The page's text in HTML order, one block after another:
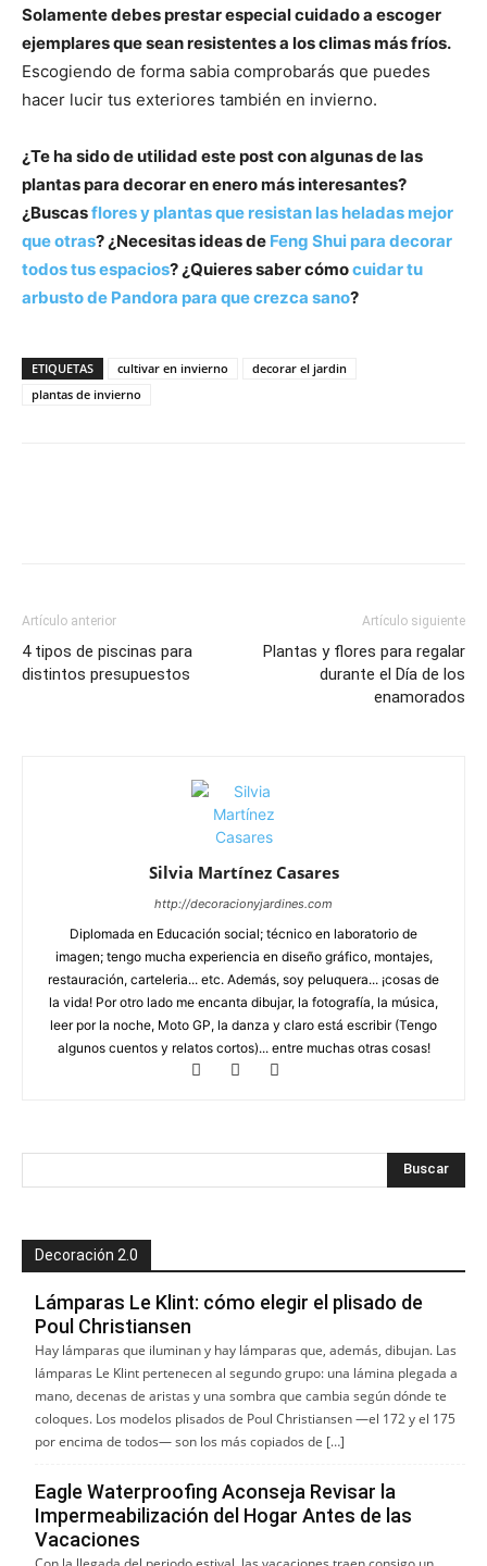
Solamente debes prestar especial cuidado a escoger
ejemplares que sean resistentes a los climas más fríos.
Escogiendo de forma sabia comprobarás que puedes
hacer lucir tus exteriores también en invierno.
¿Te ha sido de utilidad este post con algunas de las
plantas para decorar en enero más interesantes?
¿Buscasflores y plantas que resistan las heladas mejor
que otras? ¿Necesitas ideas de Feng Shui para decorar
todos tus espacios? ¿Quieres saber cómocuidar tu
arbusto de Pandora para que crezca sano?
ETIQUETAS cultivar en invierno
decorar el jardin
plantas de invierno
Artículo anterior
4 tipos de piscinas para
distintos presupuestos
Artículo siguiente
Plantas y flores para regalar
durante el Día de los
enamorados
Silvia Martínez Casares
http://decoracionyjardines.com
Diplomada en Educación social; técnico en laboratorio de
imagen; tengo mucha experiencia en diseño gráfico, montajes,
restauración, carteleria... etc. Además, soy peluquera... ¡cosas de
la vida! Por otro lado me encanta dibujar, la fotografía, la música,
leer por la noche, Moto GP, la danza y claro está escribir (Tengo
algunos cuentos y relatos cortos)... entre muchas otras cosas!
Decoración 2.0
Lámparas Le Klint: cómo elegir el plisado de
Poul Christiansen
Hay lámparas que iluminan y hay lámparas que, además, dibujan. Las
lámparas Le Klint pertenecen al segundo grupo: una lámina plegada a
mano, decenas de aristas y una sombra que cambia según dónde te
coloques. Los modelos plisados de Poul Christiansen —el 172 y el 175
por encima de todos— son los más copiados de […]
Eagle Waterproofing Aconseja Revisar la
Impermeabilización del Hogar Antes de las
Vacaciones